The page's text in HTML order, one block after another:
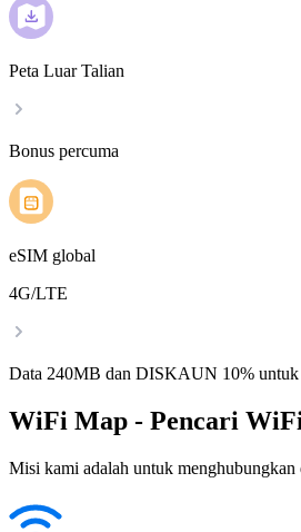
Peta Luar Talian
Bonus percuma
eSIM global
4G/LTE
Data 240MB dan DISKAUN 10% untuk
WiFi Map - Pencari
Misi kami adalah untuk menghubungkan